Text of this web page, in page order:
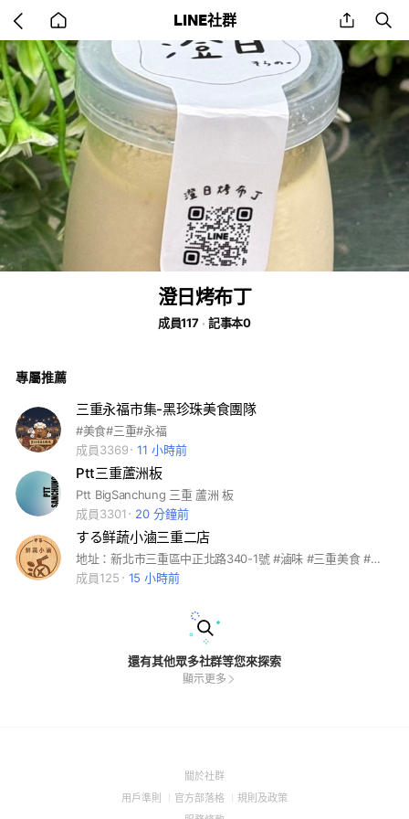
back
to
home
LINE社群 share
澄日烤布丁
成員117 記事本0
專屬推薦
三重永福市集-黑珍珠美食團隊
#美食#三重#永福
成員3369
11 小時前
Ptt三重蘆洲板
Ptt BigSanchung 三重 蘆洲 板
成員3301
20 分鐘前
する鲜蔬小滷三重二店
地址：新北市三重區中正北路340-1號 #滷味 #三重美食 #素食
成員125
15 小時前
還有其他眾多社群等您來探索
顯示更多
關於社群(Open
用戶準則
(Open
官方部落格
(Open
規則及政策(Open